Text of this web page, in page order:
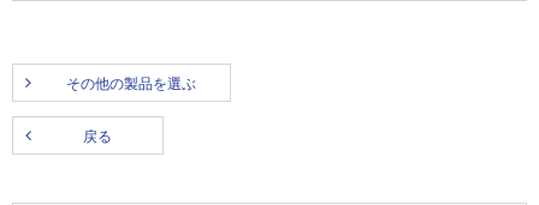
その他の製品を選ぶ
戻る